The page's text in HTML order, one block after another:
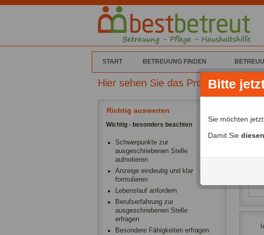
START BETREUUNG FINDEN
Hier sehen Sie das Profil von Lana
Richtig auswerten
Wichtig - besonders beachten
Schwerpunkte zur
ausgeschriebenen Stelle
aufnotieren
Anzeige eindeutig und klar
formulieren
Lebenslauf anfordern
Berufserfahrung zur
ausgeschriebenen Stelle
erfragen
Besondere Fähigkeiten erfragen
Bitte
Sie möchten
Damit Sie